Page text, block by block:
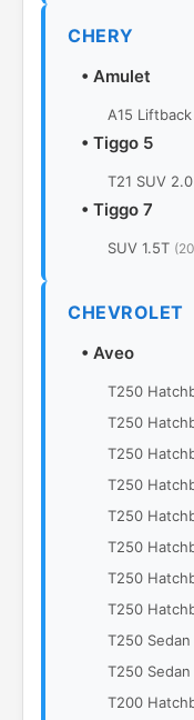
CHERY
• Amulet
A15 Liftback
• Tiggo 5
T21 SUV 2.0
• Tiggo 7
SUV 1.5T
CHEVROLET
• Aveo
T250
T250
T250
T250
T250
T250
T250
T250
T250 Sedan
T250 Sedan
T200